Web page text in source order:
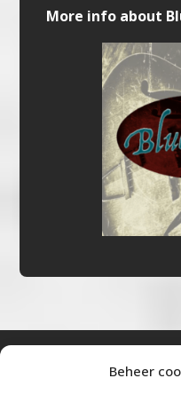
Beheer
More info about